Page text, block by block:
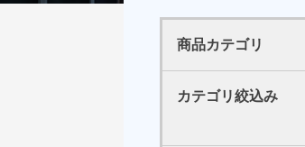
商品カテゴリ
カテゴリ絞込み